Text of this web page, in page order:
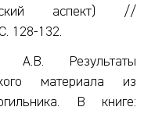
аспект) //
128-132.
А.В. Результаты
материала из
В книге: